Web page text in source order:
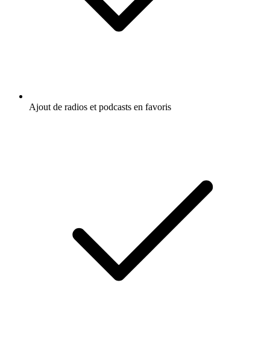
Ajout de radios et podcasts en favoris